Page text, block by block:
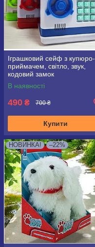
Іграшковий сейф з купюро-
приймачем, світло, звук,
кодовий замок
В наявності
490 ₴ 700 ₴
Купити
НОВИНКА! –22%